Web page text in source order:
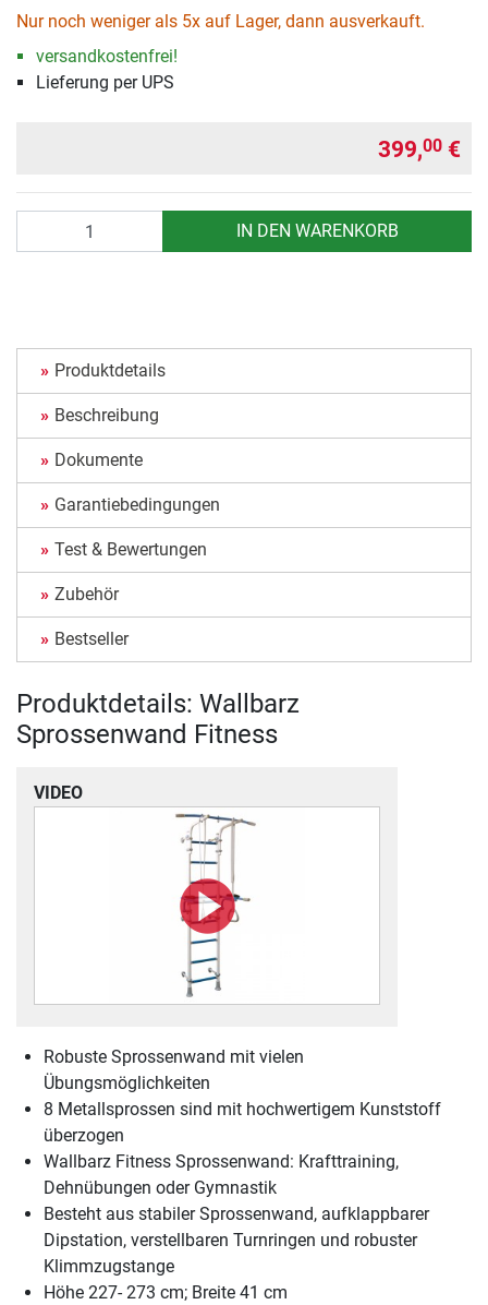
Nur noch weniger als 5x auf Lager, dann ausverkauft.
versandkostenfrei!
Lieferung per UPS
399,00 €
IN DEN WARENKORB
Produktdetails
Beschreibung
Dokumente
Garantiebedingungen
Test & Bewertungen
Zubehör
Bestseller
Produktdetails: Wallbarz
Sprossenwand Fitness
VIDEO
Robuste Sprossenwand mit vielen
Übungsmöglichkeiten
8 Metallsprossen sind mit hochwertigem Kunststoff
überzogen
Wallbarz Fitness Sprossenwand: Krafttraining,
Dehnübungen oder Gymnastik
Besteht aus stabiler Sprossenwand, aufklappbarer
Dipstation, verstellbaren Turnringen und robuster
Klimmzugstange
Höhe 227- 273 cm; Breite 41 cm